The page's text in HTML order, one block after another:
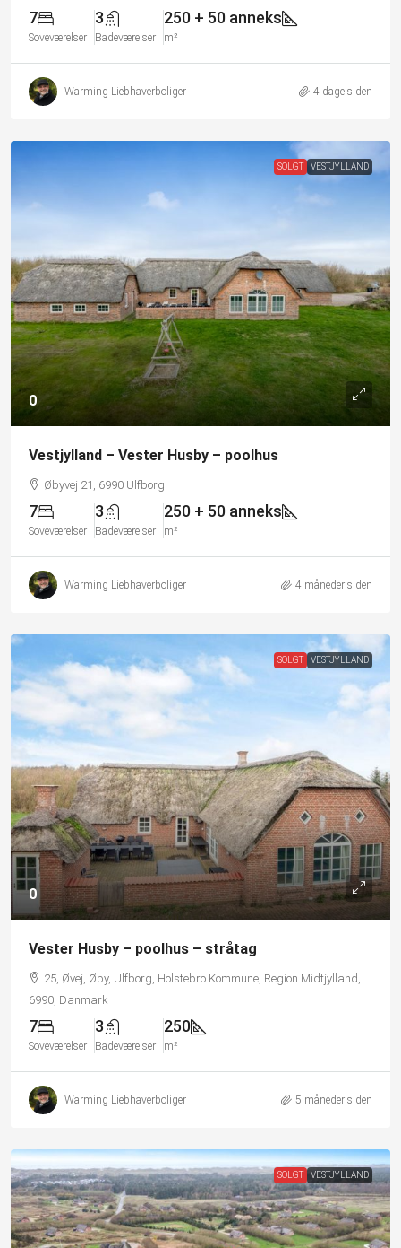
7
Soveværelser
3
Badeværelser
250 + 50 anneks
m²
Warming Liebhaverboliger 4 dage siden
SOLGT VESTJYLLAND
0
Vestjylland – Vester Husby – poolhus
Øbyvej 21, 6990 Ulfborg
7
Soveværelser
3
Badeværelser
250 + 50 anneks
m²
Warming Liebhaverboliger 4 måneder siden
SOLGT VESTJYLLAND
0
Vester Husby – poolhus – stråtag
25, Øvej, Øby, Ulfborg, Holstebro Kommune, Region Midtjylland,
6990, Danmark
7
Soveværelser
3
Badeværelser
250
m²
Warming Liebhaverboliger 5 måneder siden
SOLGT VESTJYLLAND